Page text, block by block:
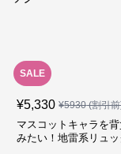
SALE
¥5,330 ¥5930(割引
マスコットキャラを
みたい！地雷系リュッ